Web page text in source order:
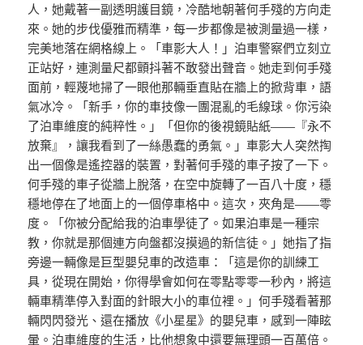
人，她戴著一副透明護目鏡，冷酷地朝著何手殘的方向走
來。她的步伐優雅而精準，每一步都像是被測量過一樣，
完美地落在網格線上。「車影大人！」泊車警察們立刻立
正站好，連測量尺都顫抖著不敢發出聲音。她走到何手殘
面前，輕蔑地掃了一眼他那輛垂直貼在牆上的掀背車，語
氣冰冷。「新手，你的車技像一團混亂的毛線球。你污染
了泊車維度的純粹性。」「但你的後視鏡貼紙——『永不
放棄』，讓我看到了一絲愚蠢的勇氣。」車影大人突然掏
出一個像是遙控器的裝置，對著何手殘的車子按了一下。
何手殘的車子從牆上脫落，在空中旋轉了一百八十度，穩
穩地停在了地面上的一個停車格中。這次，夾角是——零
度。「你被分配給我的泊車學徒了。如果泊車是一種宗
教，你就是那個連方向盤都沒摸過的新信徒。」她指了指
旁邊一輛像是巨型嬰兒車的改造車：「這是你的訓練工
具，從現在開始，你得學會如何在零點零零一秒內，將這
輛車精準停入對面的針眼大小的車位裡。」何手殘看著那
輛閃閃發光、還在播放《小星星》的嬰兒車，感到一陣眩
暈。泊車維度的生活，比他想象中還要無理頭一百萬倍。